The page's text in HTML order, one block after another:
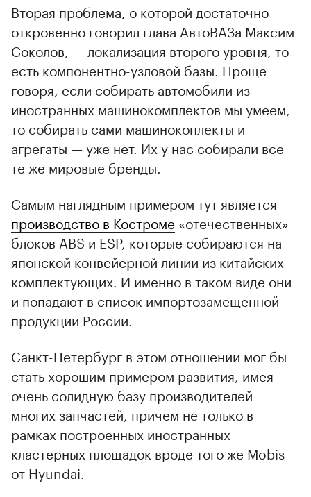
Вторая проблема, о которой достаточно
откровенно говорил глава АвтоВАЗа Максим
Соколов, — локализация второго уровня, то
есть компонентно-узловой базы. Проще
говоря, если собирать автомобили из
иностранных машинокомплектов мы умеем,
то собирать сами машинокоплекты и
агрегаты — уже нет. Их у нас собирали все
те же мировые бренды.
Самым наглядным примером тут является
производство в Костроме «отечественных»
блоков ABS и ESP, которые собираются на
японской конвейерной линии из китайских
комплектующих. И именно в таком виде они
и попадают в список импортозамещенной
продукции России.
Санкт-Петербург в этом отношении мог бы
стать хорошим примером развития, имея
очень солидную базу производителей
многих запчастей, причем не только в
рамках построенных иностранных
кластерных площадок вроде того же Mobis
от Hyundai.